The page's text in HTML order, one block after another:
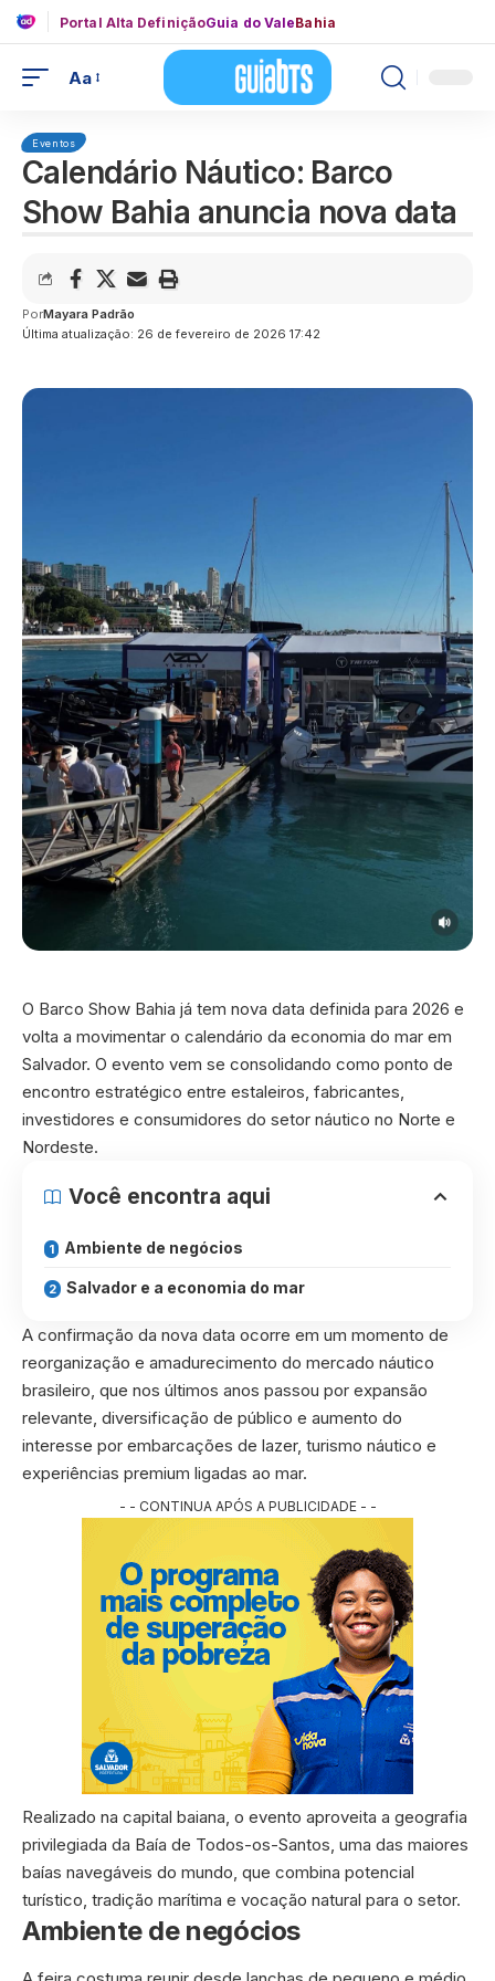
Portal Alta DefiniçãoGuia do ValeBahia
Aa
Eventos
Calendário Náutico: Barco
Show Bahia anuncia nova data
Última atualização: 26 de fevereiro de 2026 17:42
PorMayara Padrão
O Barco Show Bahia já tem nova data definida para 2026 e
volta a movimentar o calendário da economia do mar em
Salvador. O evento vem se consolidando como ponto de
encontro estratégico entre estaleiros, fabricantes,
investidores e consumidores do setor náutico no Norte e
Nordeste.
Você encontra aqui
Ambiente de negócios
Salvador e a economia do mar
A confirmação da nova data ocorre em um momento de
reorganização e amadurecimento do mercado náutico
brasileiro, que nos últimos anos passou por expansão
relevante, diversificação de público e aumento do
interesse por embarcações de lazer, turismo náutico e
experiências premium ligadas ao mar.
- - CONTINUA APÓS A PUBLICIDADE - -
Realizado na capital baiana, o evento aproveita a geografia
privilegiada da Baía de Todos-os-Santos, uma das maiores
baías navegáveis do mundo, que combina potencial
turístico, tradição marítima e vocação natural para o setor.
Ambiente de negócios